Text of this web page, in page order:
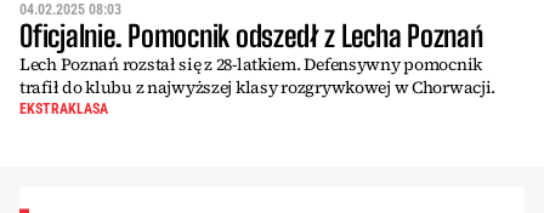
04.02.2025 08:03
Oficjalnie. Pomocnik odszedł z Lecha Poznań
Lech Poznań rozstał się z 28-latkiem. Defensywny pomocnik
trafił do klubu z najwyższej klasy rozgrywkowej w Chorwacji.
EKSTRAKLASA